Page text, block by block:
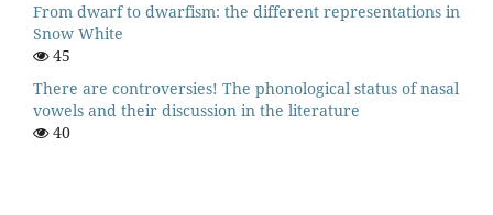
From dwarf to dwarfism: the different representations in
Snow White
45
There are controversies! The phonological status of nasal
vowels and their discussion in the literature
40